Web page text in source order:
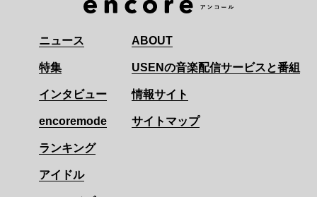
ニュース
特集
インタビュー
encoremode
ランキング
アイドル
ABOUT
USENの音楽配信サービスと番組
情報サイト
サイトマップ